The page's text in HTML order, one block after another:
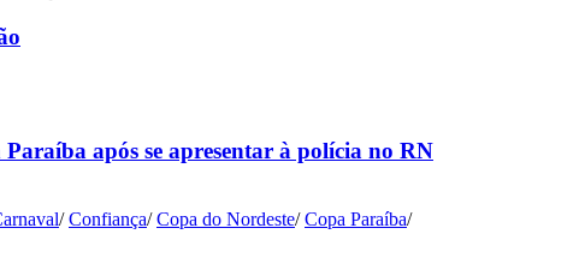
Paraíba após se apresentar à polícia no RN
/ Confiança/ Copa do Nordeste/ Copa Paraíba/